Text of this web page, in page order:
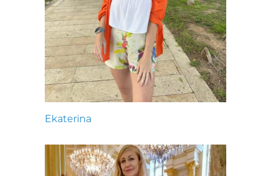
Ekaterina